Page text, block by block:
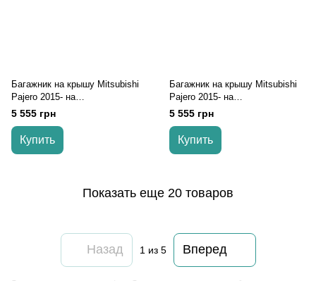
Багажник на крышу Mitsubishi
Pajero 2015- на
интегрированные рейлинги
серый Turtle
5 555 грн
Купить
Багажник на крышу Mitsubishi
Pajero 2015- на
интегрированные рейлинги
черный Turtle
5 555 грн
Купить
Показать еще 20 товаров
Назад 1 из 5 Вперед